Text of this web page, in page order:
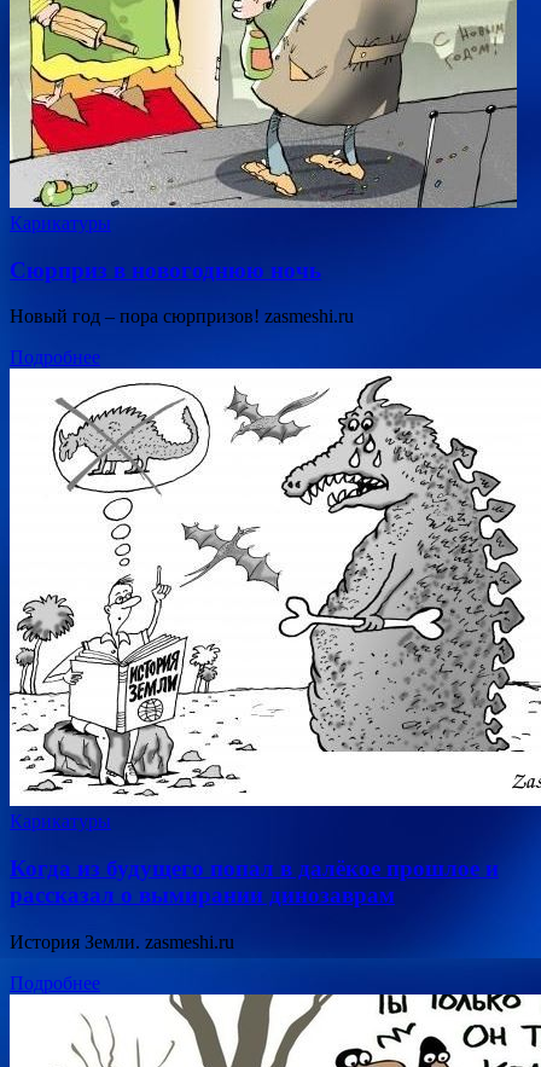
Карикатуры
Сюрприз в новогоднюю ночь
Новый год – пора сюрпризов! zasmeshi.ru
Подробнее
Карикатуры
Когда из будущего попал в далёкое прошлое и
рассказал о вымирании динозаврам
История Земли. zasmeshi.ru
Подробнее